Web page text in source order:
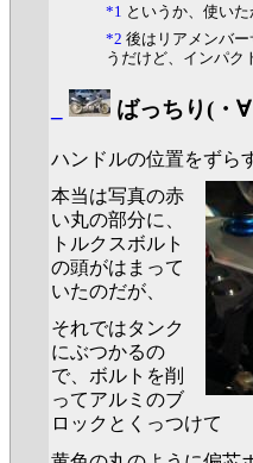
*1 というか、使い
*2 後はリアメンバ
うだけど、インパク
ばっちり(・∀
ハンドルの位置をずら
本当は写真の赤
い丸の部分に、
トルクスボルト
の頭がはまって
いたのだが、
それではタンク
にぶつかるの
で、ボルトを削
ってアルミのブ
ロックとくっつけて